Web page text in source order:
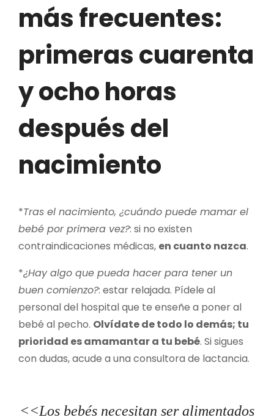
más frecuentes:
primeras cuarenta
y ocho horas
después del
nacimiento
*Tras el nacimiento, ¿cuándo puede mamar el
bebé por primera vez?: si no existen
contraindicaciones médicas, en cuanto nazca.
*¿Hay algo que pueda hacer para tener un
buen comienzo?: estar relajada. Pídele al
personal del hospital que te enseñe a poner al
bebé al pecho. Olvídate de todo lo demás; tu
prioridad es amamantar a tu bebé. Si sigues
con dudas, acude a una consultora de lactancia.
<<Los bebés necesitan ser alimentados